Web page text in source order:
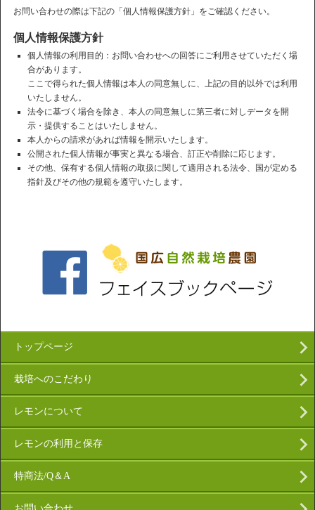
お問い合わせの際は下記の「個人情報保護方針」をご確認ください。
個人情報保護方針
個人情報の利用目的：お問い合わせへの回答にご利用させていただく場
合があります。
ここで得られた個人情報は本人の同意無しに、上記の目的以外では利用
いたしません。
法令に基づく場合を除き、本人の同意無しに第三者に対しデータを開
示・提供することはいたしません。
本人からの請求があれば情報を開示いたします。
公開された個人情報が事実と異なる場合、訂正や削除に応じます。
その他、保有する個人情報の取扱に関して適用される法令、国が定める
指針及びその他の規範を遵守いたします。
トップページ
栽培へのこだわり
レモンについて
レモンの利用と保存
特商法/Q＆A